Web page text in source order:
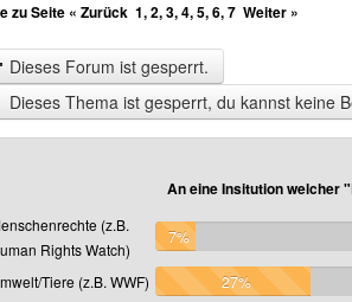
zu Seite « Zurück 1,2,3,4,5,6,7 Weiter »
Dieses Forum ist gesperrt.
Dieses Thema ist gesperrt, du kannst keine
An eine Insitution welcher
(z.B.
Rights Watch)
7%
Tiere (z.B. WWF)
27%